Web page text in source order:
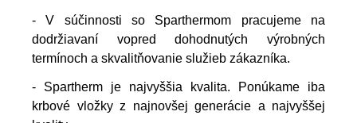
- V súčinnosti so Sparthermom pracujeme na
dodržiavaní vopred dohodnutých výrobných
termínoch a skvalitňovanie služieb zákazníka.
- Spartherm je najvyššia kvalita. Ponúkame iba
krbové vložky z najnovšej generácie a najvyššej